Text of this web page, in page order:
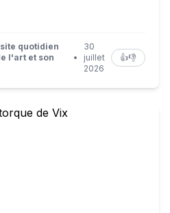
quotidien
l'art et son
•
30
juillet
2026
👍👎
de Vix